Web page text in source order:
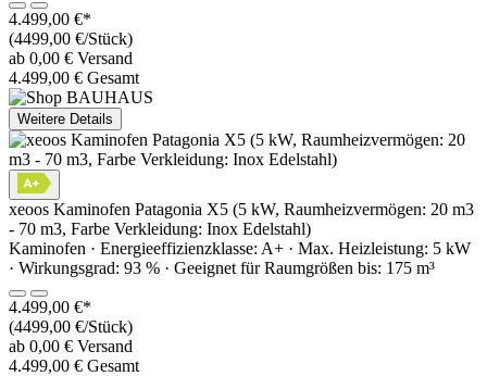
4.499,00 €*
(4499,00 €/Stück)
ab 0,00 € Versand
4.499,00 € Gesamt
Weitere Details
xeoos Kaminofen Patagonia X5 (5 kW, Raumheizvermögen: 20 m3
- 70 m3, Farbe Verkleidung: Inox Edelstahl)
Kaminofen · Energieeffizienzklasse: A+ · Max. Heizleistung: 5 kW
· Wirkungsgrad: 93 % · Geeignet für Raumgrößen bis: 175 m³
4.499,00 €*
(4499,00 €/Stück)
ab 0,00 € Versand
4.499,00 € Gesamt